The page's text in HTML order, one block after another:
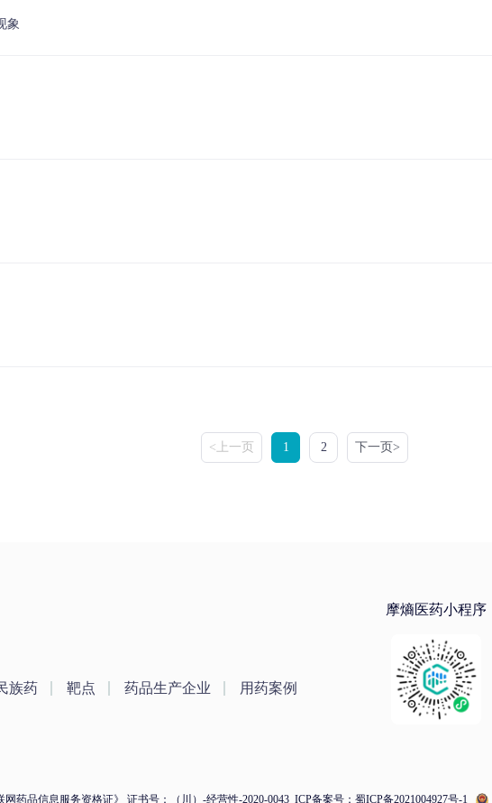
象
<上一页 1 2 下一页>
族药 靶点 药品生产企业 用药案例
摩熵医药小程序
网药品信息服务资格证》 证书号：（川）-经营性-2020-0043 ICP备案号：蜀ICP备2021004927号-1